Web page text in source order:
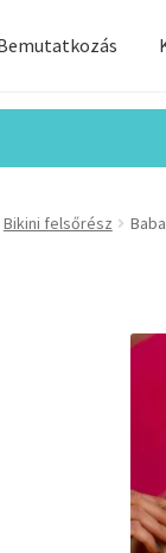
Bikini felsőrész